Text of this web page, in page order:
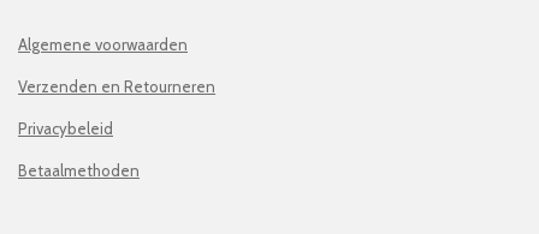
Algemene voorwaarden
Verzenden en Retourneren
Privacybeleid
Betaalmethoden